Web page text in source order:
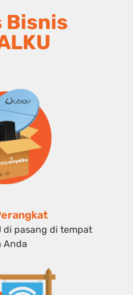
Bisnis
di pasang di tempat
Anda